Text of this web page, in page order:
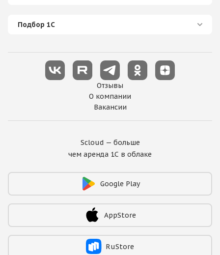
Подбор 1С
О компании
Отзывы
Вакансии
Scloud — больше
чем аренда 1С в облаке
Google Play
AppStore
RuStore